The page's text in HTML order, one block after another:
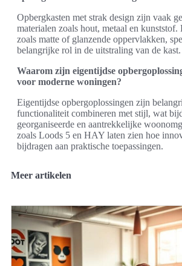
Opbergkasten met strak design zijn vaak
materialen zoals hout, metaal en
zoals matte of glanzende oppervlakken,
belangrijke rol in de uitstraling van de kast.
Waarom zijn eigentijdse
voor moderne woningen?
Eigentijdse opbergoplossingen zijn
functionaliteit combineren met stijl, wat
georganiseerde en aantrekkelijke
zoals Loods 5 en HAY laten zien hoe
bijdragen aan praktische toepassingen.
Meer artikelen